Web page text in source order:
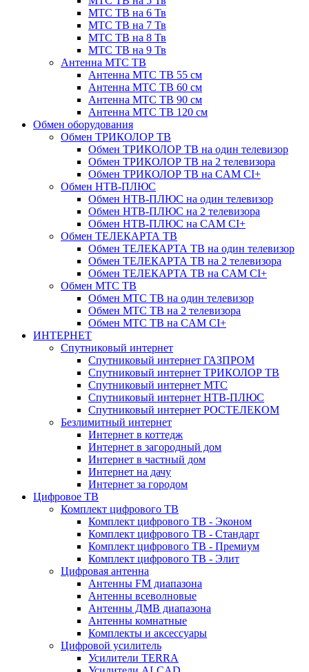
МТС ТВ на 6 Тв
МТС ТВ на 7 Тв
МТС ТВ на 8 Тв
МТС ТВ на 9 Тв
Антенна МТС ТВ
Антенна МТС ТВ 55 см
Антенна МТС ТВ 60 см
Антенна МТС ТВ 90 см
Антенна МТС ТВ 120 см
Обмен оборудования
Обмен ТРИКОЛОР ТВ
Обмен ТРИКОЛОР ТВ на один телевизор
Обмен ТРИКОЛОР ТВ на 2 телевизора
Обмен ТРИКОЛОР ТВ на CAM CI+
Обмен НТВ-ПЛЮС
Обмен НТВ-ПЛЮС на один телевизор
Обмен НТВ-ПЛЮС на 2 телевизора
Обмен НТВ-ПЛЮС на CAM CI+
Обмен ТЕЛЕКАРТА ТВ
Обмен ТЕЛЕКАРТА ТВ на один телевизор
Обмен ТЕЛЕКАРТА ТВ на 2 телевизора
Обмен ТЕЛЕКАРТА ТВ на CAM CI+
Обмен МТС ТВ
Обмен МТС ТВ на один телевизор
Обмен МТС ТВ на 2 телевизора
Обмен МТС ТВ на CAM CI+
ИНТЕРНЕТ
Спутниковый интернет
Спутниковый интернет ГАЗПРОМ
Спутниковый интернет ТРИКОЛОР ТВ
Спутниковый интернет МТС
Спутниковый интернет НТВ-ПЛЮС
Спутниковый интернет РОСТЕЛЕКОМ
Безлимитный интернет
Интернет в коттедж
Интернет в загородный дом
Интернет в частный дом
Интернет на дачу
Интернет за городом
Цифровое ТВ
Комплект цифрового ТВ
Комплект цифрового ТВ - Эконом
Комплект цифрового ТВ - Стандарт
Комплект цифрового ТВ - Премиум
Комплект цифрового ТВ - Элит
Цифровая антенна
Антенны FM диапазона
Антенны всеволновые
Антенны ДМВ диапазона
Антенны комнатные
Комплекты и аксессуары
Цифровой усилитель
Усилители TERRA